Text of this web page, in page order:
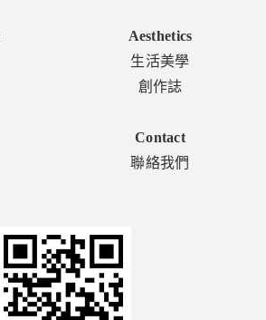
Aesthetics
生活美學
創作誌
Contact
聯絡我們